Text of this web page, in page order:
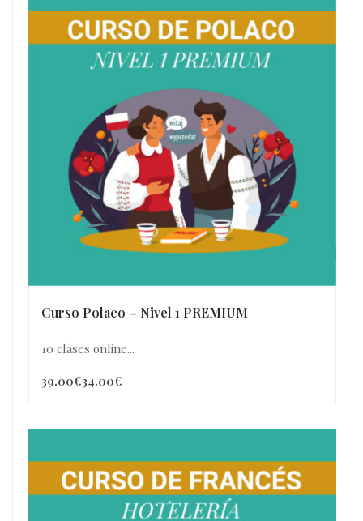
Curso Polaco – Nivel 1 PREMIUM
10 clases online...
39.00€34.00€